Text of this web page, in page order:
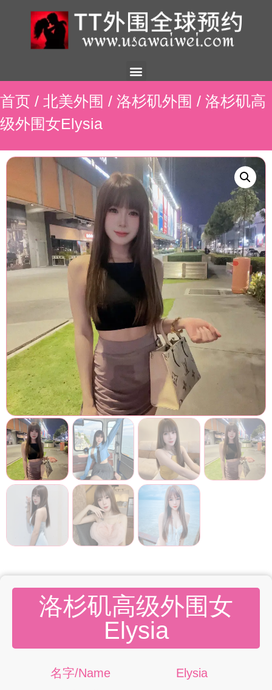
首页 / 北美外围 / 洛杉矶外围 / 洛杉矶高
级外围女Elysia
洛杉矶高级外围女
Elysia
名字/Name
Elysia